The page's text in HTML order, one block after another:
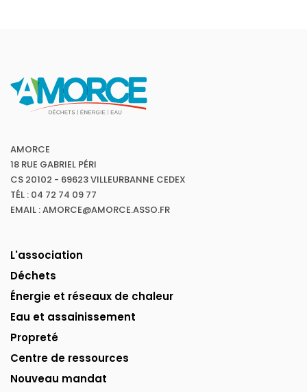
AMORCE
18 RUE GABRIEL PÉRI
CS 20102 - 69623 VILLEURBANNE CEDEX
TÉL : 04 72 74 09 77
EMAIL : AMORCE@AMORCE.ASSO.FR
L'association
Déchets
Énergie et réseaux de chaleur
Eau et assainissement
Propreté
Centre de ressources
Nouveau mandat